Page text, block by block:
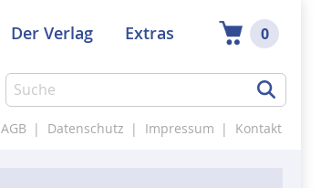
Der Verlag Extras 0
AGB | Datenschutz | Impressum | Kontakt